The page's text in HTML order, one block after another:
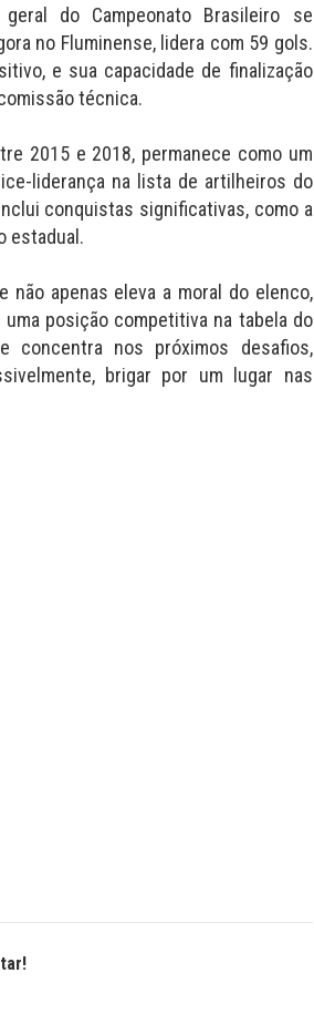
do Campeonato Brasileiro se
no Fluminense, lidera com 59 gols.
e sua capacidade de finalização
técnica.
2015 e 2018, permanece como um
liderança na lista de artilheiros do
conquistas significativas, como a
estadual.
não apenas eleva a moral do elenco,
posição competitiva na tabela do
concentra nos próximos desafios,
brigar por um lugar nas